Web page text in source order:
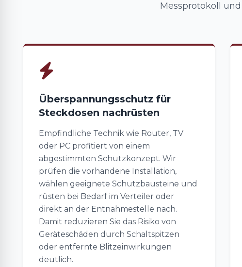
Messprotokoll
Überspannungsschutz für
Steckdosen nachrüsten
Empfindliche Technik wie Router, TV
oder PC profitiert von einem
abgestimmten Schutzkonzept. Wir
prüfen die vorhandene Installation,
wählen geeignete Schutzbausteine und
rüsten bei Bedarf im Verteiler oder
direkt an der Entnahmestelle nach.
Damit reduzieren Sie das Risiko von
Geräteschäden durch Schaltspitzen
oder entfernte Blitzeinwirkungen
deutlich.